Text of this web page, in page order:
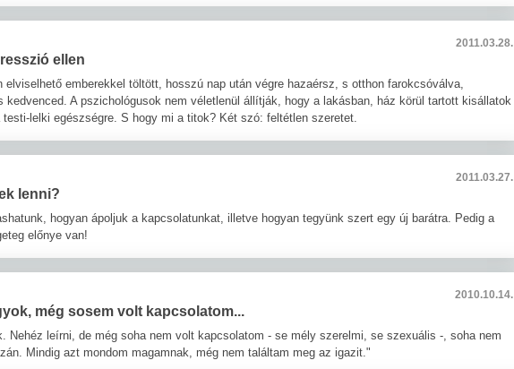
2011.03.28.
ellen
elviselhető emberekkel töltött, hosszú nap után végre hazaérsz, s otthon farokcsóválva,
kedvenced. A pszichológusok nem véletlenül állítják, hogy a lakásban, ház körül tartott kisállatok
lelki egészségre. S hogy mi a titok? Két szó: feltétlen szeretet.
2011.03.27.
lenni?
hogyan ápoljuk a kapcsolatunkat, illetve hogyan tegyünk szert egy új barátra. Pedig a
előnye van!
2010.10.14.
még sosem volt kapcsolatom...
Nehéz leírni, de még soha nem volt kapcsolatom - se mély szerelmi, se szexuális -, soha nem
Mindig azt mondom magamnak, még nem találtam meg az igazit."